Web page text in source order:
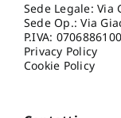
Sede Legale: Via
Sede Op.: Via
P.IVA:
Privacy Policy
Cookie Policy